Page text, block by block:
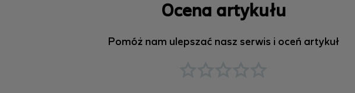
Ocena artykułu
Pomóż nam ulepszać nasz serwis i oceń artykuł